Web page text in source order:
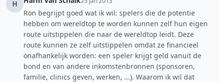
H
Ron begrijpt goed wat ik wil: spelers die de potentie
hebben om wereldtop te worden kunnen zelf hun eigen
route uitstippelen die naar de wereldtop leidt. Deze
route kunnen ze zelf uitstippelen omdat ze financieel
onafhankelijk worden: een speler krijgt geld vanuit de
bond en van andere inkomstenbronnen (sponsoren,
familie, clinics geven, werken, ...). Waarom ik wil dat